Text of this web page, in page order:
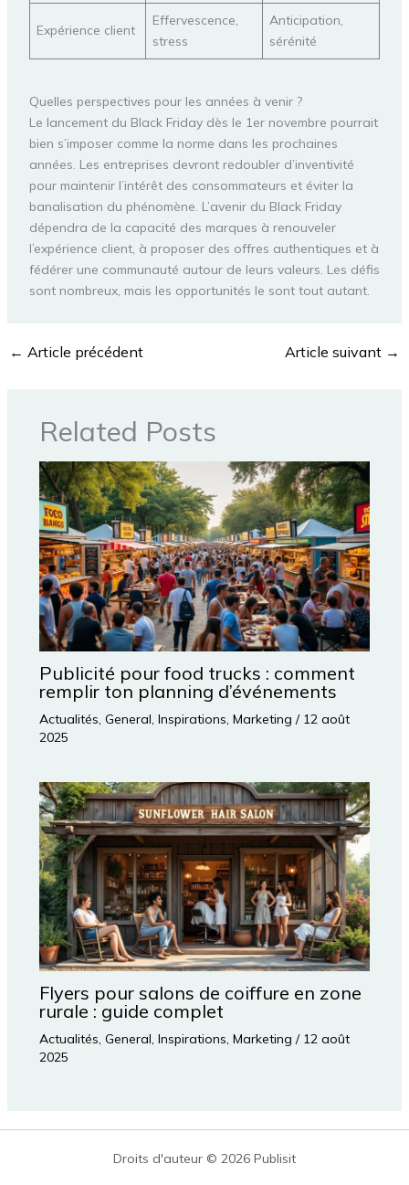
Expérience client
Effervescence,
stress
Anticipation,
sérénité
Quelles perspectives pour les années à venir ?
Le lancement du Black Friday dès le 1er novembre pourrait
bien s’imposer comme la norme dans les prochaines
années. Les entreprises devront redoubler d’inventivité
pour maintenir l’intérêt des consommateurs et éviter la
banalisation du phénomène. L’avenir du Black Friday
dépendra de la capacité des marques à renouveler
l’expérience client, à proposer des offres authentiques et à
fédérer une communauté autour de leurs valeurs. Les défis
sont nombreux, mais les opportunités le sont tout autant.
← Article précédent Article suivant →
Related Posts
Publicité pour food trucks : comment
remplir ton planning d’événements
Actualités General Inspirations Marketing / 12 août
2025
Flyers pour salons de coiffure en zone
rurale : guide complet
Actualités, General, Inspirations, Marketing / 12 août
2025
Droits d'auteur © 2026 Publisit